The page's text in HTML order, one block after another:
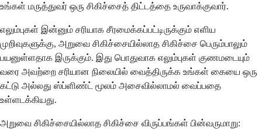
உங்கள் மருத்துவர் ஒரு சிகிச்சைத் திட்டத்தை உருவாக்குவார்.
எலும்புகள் இன்னும் சரியாக சீரமைக்கப்பட்டிருக்கும் எளிய
முறிவுகளுக்கு, அறுவை சிகிச்சையில்லாத சிகிச்சை பெரும்பாலும்
பயனுள்ளதாக இருக்கும். இது பொதுவாக எலும்புகள் குணமடையும்
வரை அவற்றை சரியான நிலையில் வைத்திருக்க உங்கள் கையை ஒரு
கட்டு அல்லது ஸ்ப்ளிண்ட் மூலம் அசைவில்லாமல் வைப்பதை
உள்ளடக்கியது.
அறுவை சிகிச்சையில்லாத சிகிச்சை விருப்பங்கள் பின்வருமாறு: